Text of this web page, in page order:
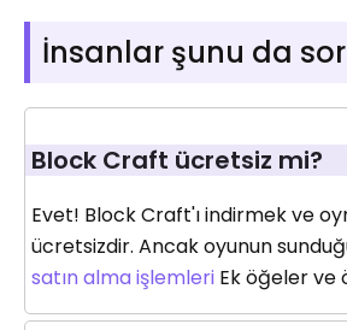
İnsanlar şunu da
Block Craft ücretsiz mi?
Evet! Block Craft'ı indirmek ve
ücretsizdir. Ancak oyunun
satın alma işlemleri Ek öğeler ve